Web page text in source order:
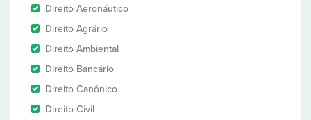
Direito Aeronáutico
Direito Agrário
Direito Ambiental
Direito Bancário
Direito Canônico
Direito Civil